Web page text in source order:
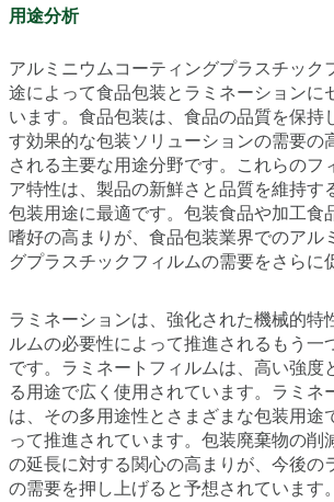
用途分析
アルミニウムコーティングプラスチック
途によって食品包装とラミネーションに
います。食品包装は、食品の品質を保持
す効果的な包装ソリューションの需要の
される主要な用途分野です。これらのフ
ア特性は、製品の新鮮さと品質を維持す
包装用途に最適です。包装食品や加工食
嗜好の高まりが、食品包装業界でのアル
グプラスチックフィルムの需要をさらに
ラミネーションは、強化された機械的特
ルムの必要性によって推進されるもう一
です。ラミネートフィルムは、高い強度
る用途で広く使用されています。ラミネ
は、その多用途性とさまざまな包装用途
って推進されています。包装廃棄物の削
の延長に対する関心の高まりが、今後の
の需要を押し上げると予想されています